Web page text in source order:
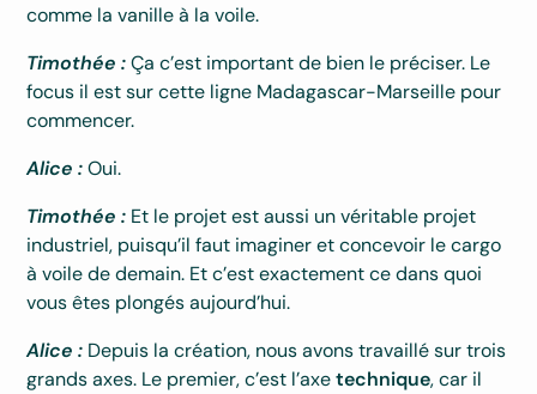
comme la vanille à la voile.
Timothée :Ça c’est important de bien le préciser. Le
focus il est sur cette ligne Madagascar-Marseille pour
commencer.
Alice :Oui.
Timothée : Et le projet est aussi un véritable projet
industriel, puisqu’il faut imaginer et concevoir le cargo
à voile de demain. Et c’est exactement ce dans quoi
vous êtes plongés aujourd’hui.
Alice : Depuis la création, nous avons travaillé sur trois
grands axes. Le premier, c’est l’axetechnique, car il